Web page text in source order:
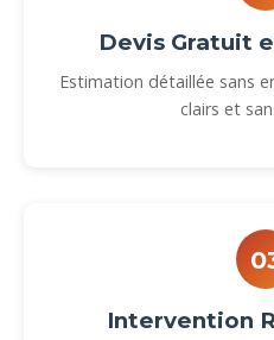
Devis Gratuit
Estimation détaillée sans
clairs et
Intervention